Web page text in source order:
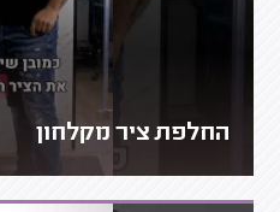
החלפת ציר מקלחון